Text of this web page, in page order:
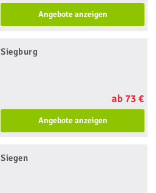
Angebote anzeigen
Siegburg
ab 73 €
Angebote anzeigen
Siegen